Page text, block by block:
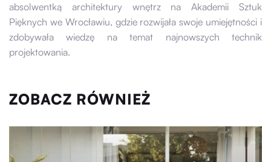
absolwentką architektury wnętrz na Akademii Sztuk
Pięknych we Wrocławiu, gdzie rozwijała swoje umiejętności i
zdobywała wiedzę na temat najnowszych technik
projektowania.
ZOBACZ RÓWNIEŻ